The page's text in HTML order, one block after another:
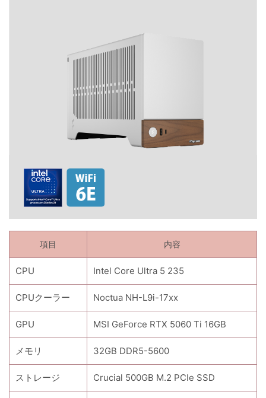
項目 内容
CPU Intel Core Ultra 5 235
CPUクーラー Noctua NH-L9i-17xx
GPU MSI GeForce RTX 5060 Ti 16GB
メモリ 32GB DDR5-5600
ストレージ Crucial 500GB M.2 PCIe SSD